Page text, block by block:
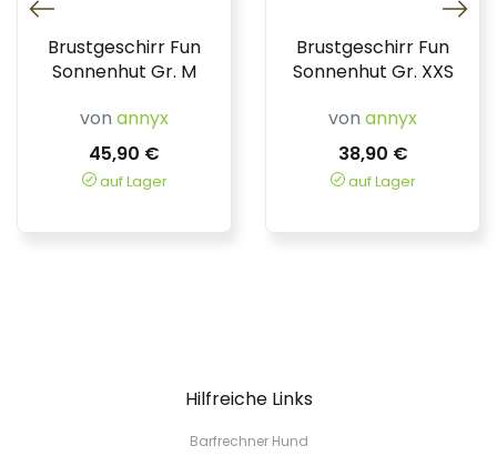
Brustgeschirr Fun
Sonnenhut Gr. M
von annyx
45,90 €
auf Lager
Brustgeschirr Fun
Sonnenhut Gr. XXS
von annyx
38,90 €
auf Lager
Hilfreiche Links
Barfrechner Hund